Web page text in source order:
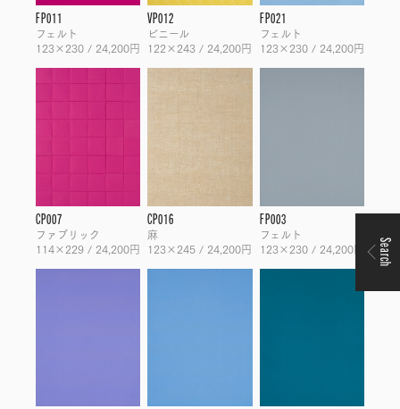
FP011
フェルト
123×230 / 24,200円
VP012
ビニール
122×243 / 24,200円
FP021
フェルト
123×230 / 24,200円
CP007
ファブリック
114×229 / 24,200円
CP016
麻
123×245 / 24,200円
FP003
フェルト
123×230 / 24,200円
Search